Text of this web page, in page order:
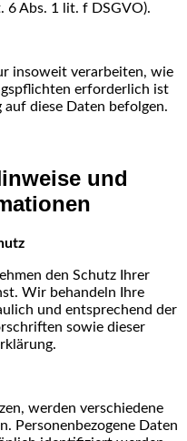
6 Abs. 1 lit. f DSGVO).
insoweit verarbeiten, wie
erforderlich ist
auf diese Daten befolgen.
und
den Schutz Ihrer
Wir behandeln Ihre
und entsprechend der
sowie dieser
werden verschiedene
Personenbezogene Daten